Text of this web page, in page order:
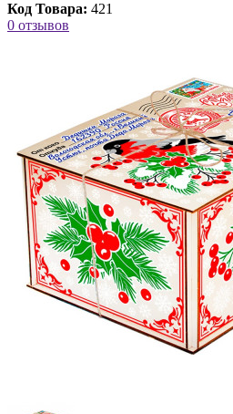
Код Товара: 421
0 отзывов